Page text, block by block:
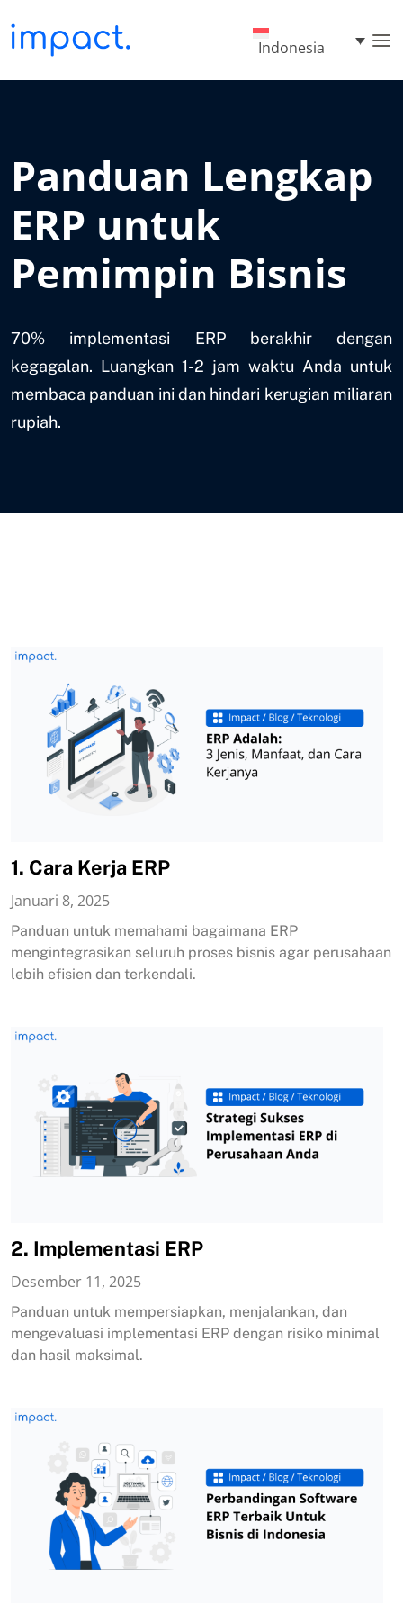
Indonesia
Panduan Lengkap
ERP untuk
Pemimpin Bisnis
70% implementasi ERP berakhir dengan
kegagalan. Luangkan 1-2 jam waktu Anda untuk
membaca panduan ini dan hindari kerugian miliaran
rupiah.
1. Cara Kerja ERP
Januari 8, 2025
Panduan untuk memahami bagaimana ERP
mengintegrasikan seluruh proses bisnis agar perusahaan
lebih efisien dan terkendali.
2. Implementasi ERP
Desember 11, 2025
Panduan untuk mempersiapkan, menjalankan, dan
mengevaluasi implementasi ERP dengan risiko minimal
dan hasil maksimal.